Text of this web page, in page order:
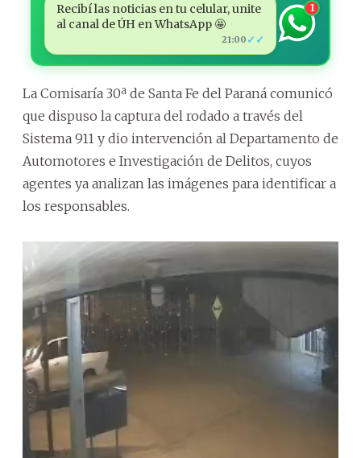
Recibí las noticias en tu celular, unite
al canal de ÚH en WhatsApp 🤩
21:00 ✓✓
1
La Comisaría 30ª de Santa Fe del Paraná comunicó
que dispuso la captura del rodado a través del
Sistema 911 y dio intervención al Departamento de
Automotores e Investigación de Delitos, cuyos
agentes ya analizan las imágenes para identificar a
los responsables.